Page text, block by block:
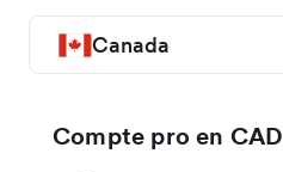
Canada
Compte pro en CAD